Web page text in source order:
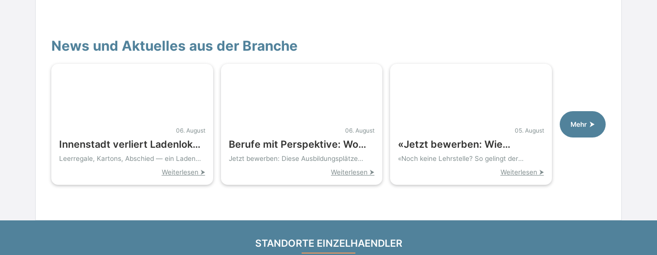
News und Aktuelles aus der Branche
06. August
Innenstadt verliert Ladenlokal:
Schuhfiliale schließt wegen
Leerregale, Kartons, Abschied — ein Laden
verschwindet aus der BahnhofstraßeWeiterlesen ⮞
06. August
Berufe mit Perspektive: Wo
Bonn und Umgebung Azubis
Jetzt bewerben: Diese Ausbildungsplätze
Weiterlesen ⮞
05. August
«Jetzt bewerben: Wie
Schulabgänger noch
Ausbildungsplätze finden»
«Noch keine Lehrstelle? So gelingt der
Weiterlesen ⮞
Mehr ⮞
STANDORTE EINZELHAENDLER